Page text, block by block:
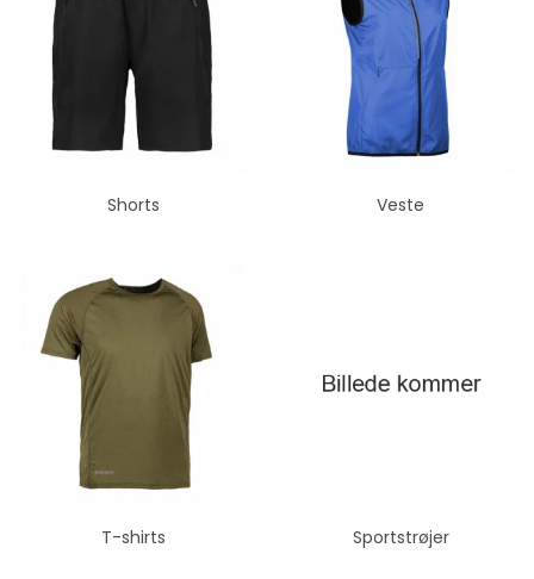
Shorts Veste
T-shirts Sportstrøjer